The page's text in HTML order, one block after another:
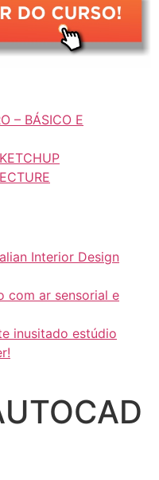
– BÁSICO E
Interior Design
com ar sensorial e
inusitado estúdio